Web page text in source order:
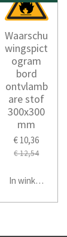
Waarschu
wingspict
ogram
bord
ontvlamb
are stof
300x300
mm
€ 10,36
€ 12,54
In winkelwagen